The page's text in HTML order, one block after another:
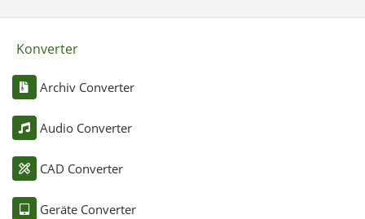
Konverter
Archiv Converter
Audio Converter
CAD Converter
Geräte Converter